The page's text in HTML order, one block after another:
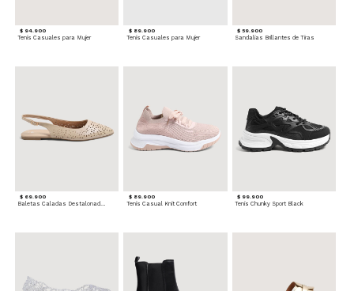
$ 94.900
Tenis Casuales para Mujer
$ 89.900
Tenis Casuales para Mujer
$ 59.900
Sandalias Brillantes de Tiras
$ 69.900
Baletas Caladas Destalonadas
$ 89.900
Tenis Casual Knit Comfort
$ 99.900
Tenis Chunky Sport Black